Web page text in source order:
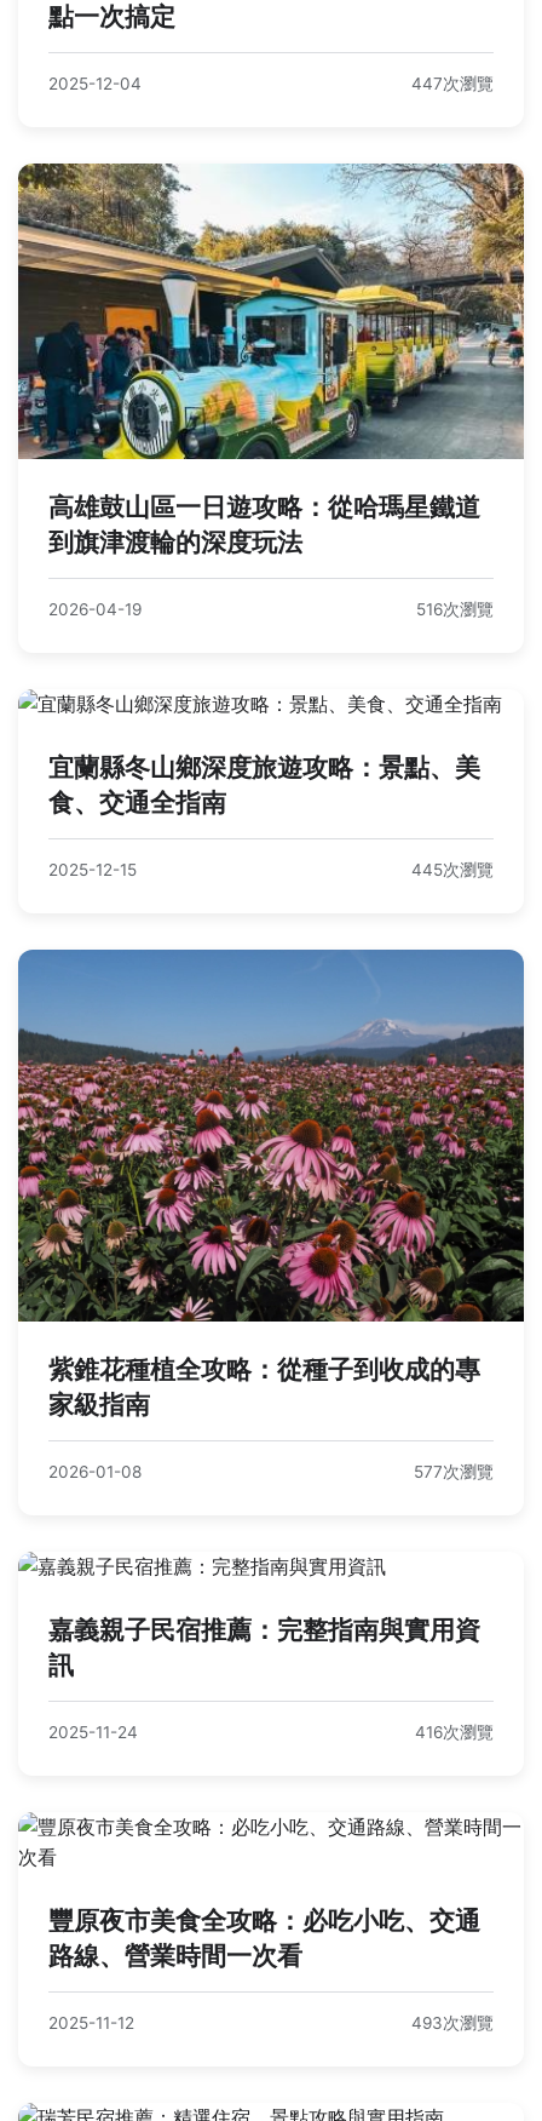
點一次搞定
2025-12-04 447次瀏覽
高雄鼓山區一日遊攻略：從哈瑪星鐵道
到旗津渡輪的深度玩法
2026-04-19 516次瀏覽
宜蘭縣冬山鄉深度旅遊攻略：景點、美
食、交通全指南
2025-12-15 445次瀏覽
紫錐花種植全攻略：從種子到收成的專
家級指南
2026-01-08 577次瀏覽
嘉義親子民宿推薦：完整指南與實用資
訊
2025-11-24 416次瀏覽
豐原夜市美食全攻略：必吃小吃、交通
路線、營業時間一次看
2025-11-12 493次瀏覽